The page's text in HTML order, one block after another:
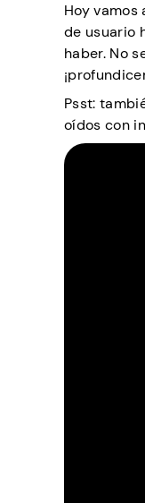
Hoy
de usuario
haber. No
Psst:
oídos con